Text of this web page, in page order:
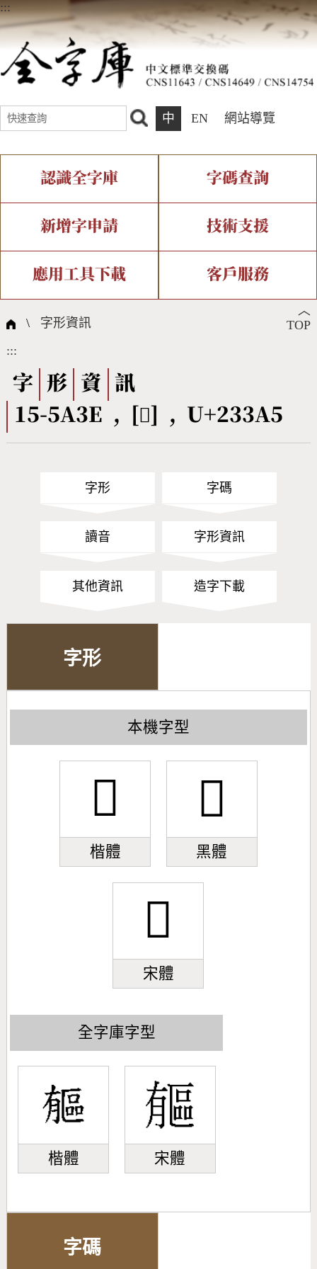
:::
中 EN 網站導覽
認識全字庫
全字庫介紹 全字庫現況
中文碼介紹 專有名詞介紹
國際字碼相關組織
字碼查詢
IDS查詢 部件查詢
複合查詢 注音查詢
筆畫查詢
筆順序查詢
CNS查詢 Unicode查詢
新增字申請
新字申請處理流程
技術支援
字形即時顯示 造字解決方案
全字庫授權 轉碼Web Service
應用工具下載
個人電腦造字處理工具
字形下載
客戶服務
問題集
熱門查詢統計
︿
TOP
\ 字形資訊
:::
字 形 資
訊
15-5A3E , [𣎥] , U+233A5
字形 字碼
讀音 字形資訊
其他資訊 造字下載
字形
本機字型
𣎥
楷體
𣎥
黑體
𣎥
宋體
全字庫字型
楷體 宋體
字碼